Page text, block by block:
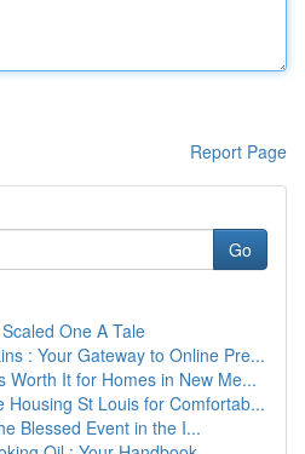
Report Page
Go
One A Tale
: Your Gateway to Online Pre...
Worth It for Homes in New Me...
Housing St Louis for Comfortab...
Blessed Event in the I...